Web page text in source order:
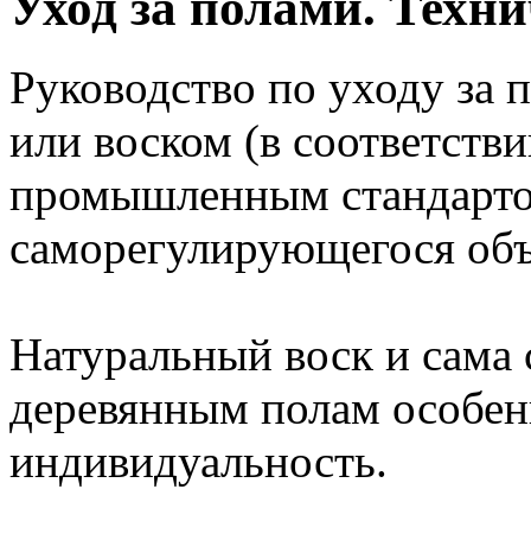
Руководство по уходу
или воском (в
промышленным
саморегулирующегося
Натуральный воск и сама
деревянным полам
индивидуальность.